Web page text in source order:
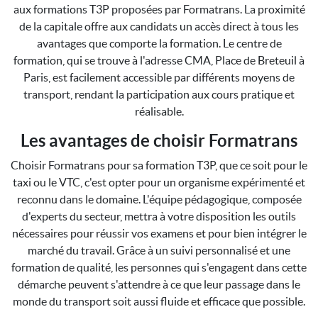
aux formations T3P proposées par Formatrans. La proximité
de la capitale offre aux candidats un accès direct à tous les
avantages que comporte la formation. Le centre de
formation, qui se trouve à l'adresse CMA, Place de Breteuil à
Paris, est facilement accessible par différents moyens de
transport, rendant la participation aux cours pratique et
réalisable.
Les avantages de choisir Formatrans
Choisir Formatrans pour sa formation T3P, que ce soit pour le
taxi ou le VTC, c'est opter pour un organisme expérimenté et
reconnu dans le domaine. L'équipe pédagogique, composée
d'experts du secteur, mettra à votre disposition les outils
nécessaires pour réussir vos examens et pour bien intégrer le
marché du travail. Grâce à un suivi personnalisé et une
formation de qualité, les personnes qui s'engagent dans cette
démarche peuvent s'attendre à ce que leur passage dans le
monde du transport soit aussi fluide et efficace que possible.